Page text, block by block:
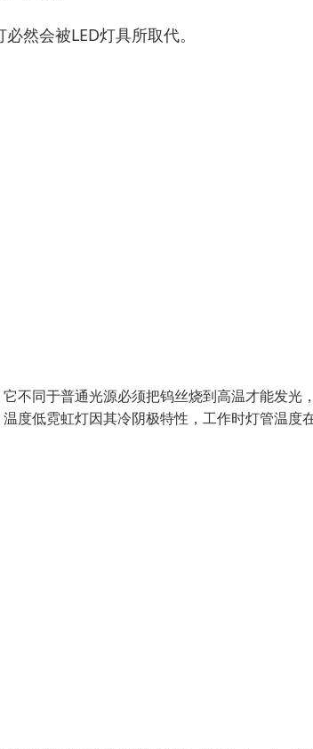
然会被LED灯具所取代。
不同于普通光源必须把钨丝烧到高温才能发光
度低霓虹灯因其冷阴极特性，工作时灯管温度